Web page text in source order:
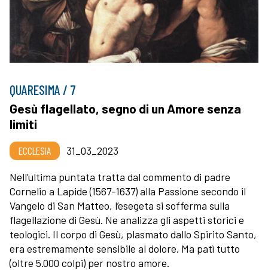
QUARESIMA / 7
Gesù flagellato, segno di un Amore senza
limiti
ECCLESIA
31_03_2023
Nell’ultima puntata tratta dal commento di padre
Cornelio a Lapide (1567-1637) alla Passione secondo il
Vangelo di San Matteo, l’esegeta si sofferma sulla
flagellazione di Gesù. Ne analizza gli aspetti storici e
teologici. Il corpo di Gesù, plasmato dallo Spirito Santo,
era estremamente sensibile al dolore. Ma patì tutto
(oltre 5.000 colpi) per nostro amore.